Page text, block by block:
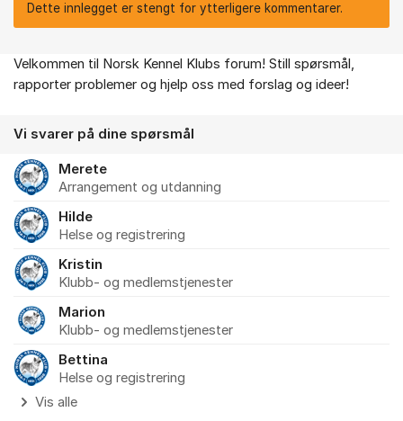
Dette innlegget er stengt for ytterligere kommentarer.
Om forumet
Velkommen til Norsk Kennel Klubs forum! Still spørsmål,
rapporter problemer og hjelp oss med forslag og ideer!
Vi svarer på dine spørsmål
Merete
Arrangement og utdanning
Hilde
Helse og registrering
Kristin
Klubb- og medlemstjenester
Marion
Klubb- og medlemstjenester
Bettina
Helse og registrering
Vis alle